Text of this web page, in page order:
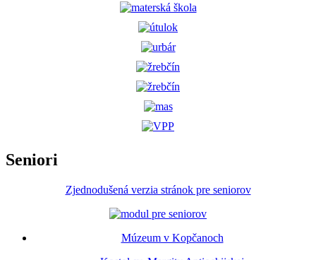
Seniori
Zjednodušená verzia stránok pre seniorov
Múzeum v Kopčanoch